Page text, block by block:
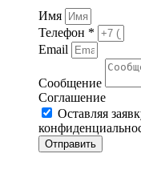
Имя
Телефон *
Email
Сообщение
Соглашение
Оставляя
Отправить